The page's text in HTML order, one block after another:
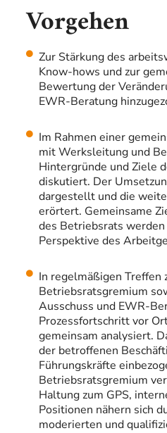
Vorgehen
Zur Stärkung des
Know-hows und zur
Bewertung der
EWR-Beratung
Im Rahmen einer
mit Werksleitung und
Hintergründe und Ziele
diskutiert. Der
dargestellt und die
erörtert. Gemeinsame
des Betriebsrats
Perspektive des
In regelmäßigen Treffen
Betriebsratsgremium
Ausschuss und EWR-
Prozessfortschritt vor
gemeinsam analysiert.
der betroffenen
Führungskräfte
Betriebsratsgremium
Haltung zum GPS,
Positionen nähern sich
moderierten und